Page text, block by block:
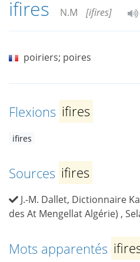
ifires N.M [ifires]
poiriers; poires
Flexions ifires
ifires
Sources ifires
J.-M. Dallet, Dictionnaire
des At Mengellat Algérie) ,
Mots apparentés